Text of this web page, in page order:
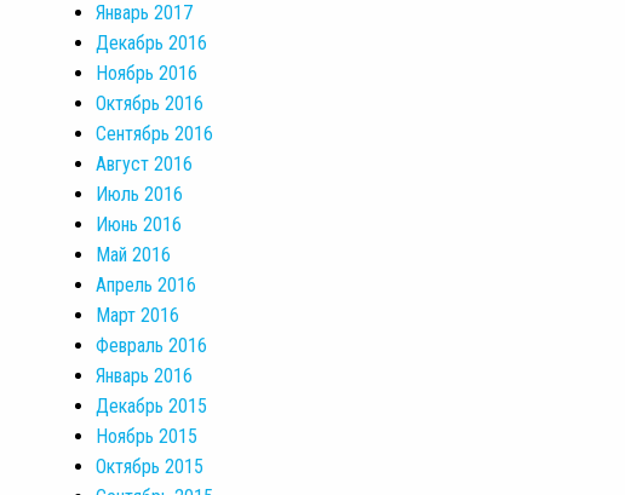
Январь 2017
Декабрь 2016
Ноябрь 2016
Октябрь 2016
Сентябрь 2016
Август 2016
Июль 2016
Июнь 2016
Май 2016
Апрель 2016
Март 2016
Февраль 2016
Январь 2016
Декабрь 2015
Ноябрь 2015
Октябрь 2015